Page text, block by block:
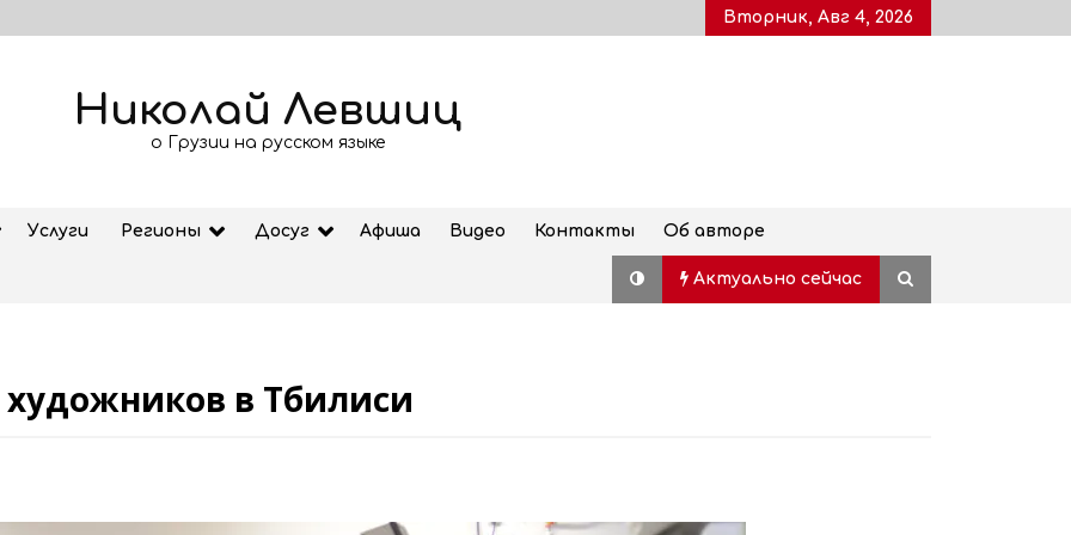
Вторник, Авг 4, 2026
Николай Левшиц
о Грузии на русском языке
Услуги Регионы Досуг Афиша Видео Контакты Об авторе
Актуально сейчас
Рубрика «Азбука Грузии»: дзеоба
Старт продажи билетов на
Популярный наземный переход в
в Тбилиси